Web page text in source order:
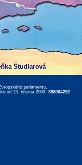
Študlarová
parlamentu,
od 13. března 2009: 398064292